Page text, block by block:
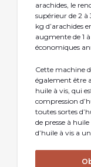
arachides, le
supérieur de 2
kg d’arachides
augmente de 1
économiques
Cette machine
également être
huile à vis, qui
compression
toutes sortes
de presse à
d’huile à vis a